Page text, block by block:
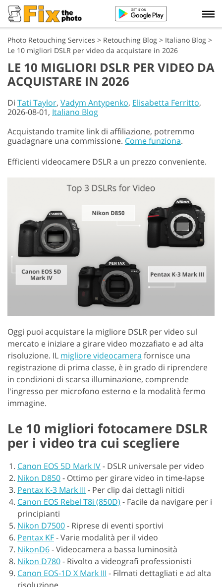
Photo Retouching Services > Retouching Blog > Italiano Blog >
Le 10 migliori DSLR per video da acquistare in 2026
LE 10 MIGLIORI DSLR PER VIDEO DA
ACQUISTARE IN 2026
Di Tati Taylor, Vadym Antypenko, Elisabetta Ferritto,
2026-08-01, Italiano Blog
Acquistando tramite link di affiliazione, potremmo
guadagnare una commissione. Come funziona.
Efficienti videocamere DSLR a un prezzo conveniente.
Oggi puoi acquistare la migliore DSLR per video sul
mercato e iniziare a girare video mozzafiato e ad alta
risoluzione. IL migliore videocamera fornisce una
registrazione di prima classe, è in grado di riprendere
in condizioni di scarsa illuminazione, comprende
l'ingresso per microfono esterno e la modalità fermo
immagine.
Le 10 migliori fotocamere DSLR
per i video tra cui scegliere
Canon EOS 5D Mark IV- DSLR universale per video
Nikon D850- Ottimo per girare video in time-lapse
Pentax K-3 Mark III - Per clip dai dettagli nitidi
Canon EOS Rebel T8i (850D) - Facile da navigare per i
principianti
Nikon D7500- Riprese di eventi sportivi
Pentax KF-Varie modalità per il video
NikonD6-Videocamera a bassa luminosità
Nikon D780- Rivolto a videografi professionisti
Canon EOS-1D X Mark III - Filmati dettagliati e ad alta